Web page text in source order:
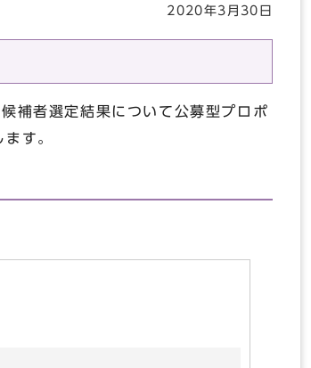
2020年3月30日
補者選定結果について公募型プロポ
す。